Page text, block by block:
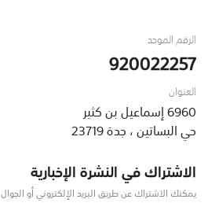
الرقم الموحد
920022257
العنوان
6960 إسماعيل بن كثير
حي البساتين ، جدة 23719
الاشتراك في النشرة الإخبارية
يمكنك الاشتراك عن طريق البريد الإلكتروني أو الجوال